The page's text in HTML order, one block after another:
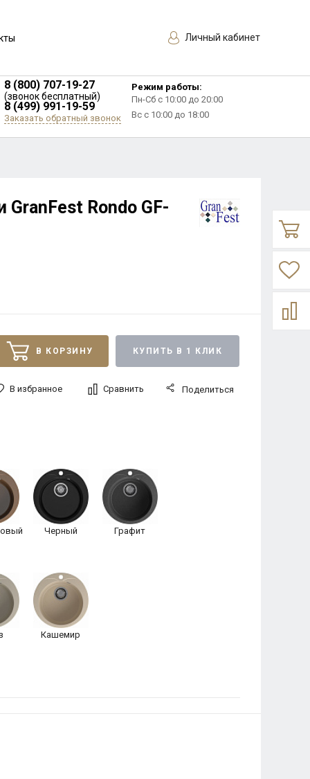
Личный кабинет
8 (800) 707-19-27
(звонок бесплатный)
8 (499) 991-19-59
Заказать обратный звонок
Режим работы:
Пн-Сб с 10:00 до 20:00
Вс с 10:00 до 18:00
Rondo GF-
В КОРЗИНУ КУПИТЬ В 1 КЛИК
В избранное Сравнить Поделиться
Черный Графит
Кашемир